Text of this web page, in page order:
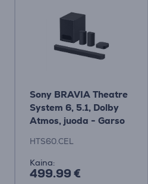
Sony BRAVIA Theatre
System 6, 5.1, Dolby
Atmos, juoda - Garso
HTS60.CEL
Kaina:
499.99 €